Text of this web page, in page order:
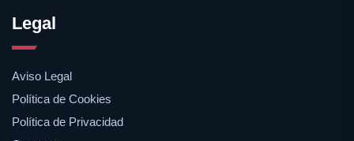
Legal
Aviso Legal
Política de Cookies
Política de Privacidad